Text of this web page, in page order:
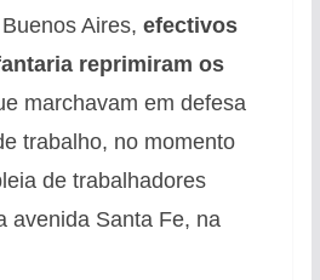
Aires, efectivos
reprimiram os
marchavam em defesa
trabalho, no momento
de trabalhadores
avenida Santa Fe, na